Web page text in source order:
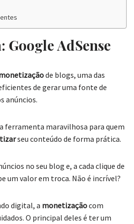
Google AdSense
de blogs, uma das
de gerar uma fonte de
anúncios.
ferramenta maravilhosa para quem
seu conteúdo de forma prática.
no seu blog e, a cada clique de
um valor em troca. Não é incrível?
digital, a monetizaçãocom
O principal deles é ter um